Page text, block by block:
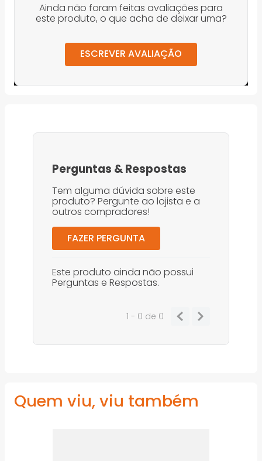
Ainda não foram feitas avaliações para
este produto, o que acha de deixar uma?
ESCREVER AVALIAÇÃO
Perguntas &Respostas
Tem alguma dúvida sobre este
produto? Pergunte ao lojista e a
outros compradores!
FAZER PERGUNTA
Este produto ainda não possui
Perguntas e Respostas.
1 - 0 de 0
Quem viu, viu também